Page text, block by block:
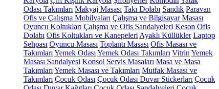
Odası Takımları Makyaj Masası Takı Dolabı Sandık Paravan
Ofis ve Çalışma Mobilyaları Çalışma ve Bilgisayar Masası
Oyuncu Koltukları Çalışma ve Ofis Sandalyeleri Keson Ofis
Dolabı Ofis Koltukları ve Kanepeleri Ayaklı Küllükler Laptop
Sehpası Oyuncu Masası Toplantı Masası Ofis Masası ve
Takımları Yemek Odası Yemek Odası Takımları Vitrin Yemek
Masası Sandalyesi Konsol Servis Masaları Masa ve Masa
Takımları Yemek Masası ve Takımları Mutfak Masası ve
Takımları Çocuk Odası Çocuk Odası Duvar Stickerları Çocuk